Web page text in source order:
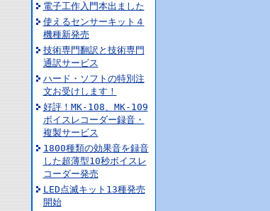
電子工作入門本出ました
使えるセンサーキット４
機種新発売
技術専門翻訳と技術専門
通訳サービス
ハード・ソフトの特別注
文お受けします！
好評！MK-108、MK-109
ボイスレコーダー録音・
複製サービス
1800種類の効果音を録音
した超薄型10秒ボイスレ
コーダー発売
LED点滅キット13種発売
開始